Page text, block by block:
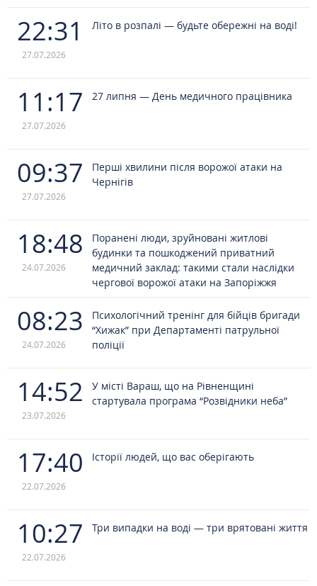
22:31
27.07.2026
Літо в розпалі — будьте обережні на воді!
11:17
27.07.2026
27 липня — День медичного працівника
09:37
27.07.2026
Перші хвилини після ворожої атаки на
Чернігів
18:48
24.07.2026
Поранені люди, зруйновані житлові
будинки та пошкоджений приватний
медичний заклад: такими стали наслідки
чергової ворожої атаки на Запоріжжя
08:23
24.07.2026
Психологічний тренінг для бійців бригади
“Хижак” при Департаменті патрульної
поліції
14:52
23.07.2026
У місті Вараш, що на Рівненщині
стартувала програма “Розвідники неба”
17:40
22.07.2026
Історії людей, що вас оберігають
10:27
22.07.2026
Три випадки на воді — три врятовані життя